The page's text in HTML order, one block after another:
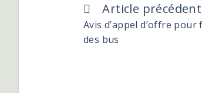
Article précédent
Avis d’appel d’offre
des bus